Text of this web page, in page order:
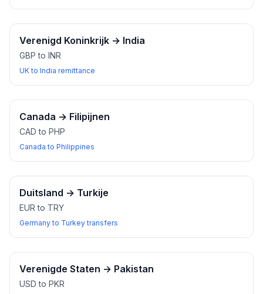
Verenigd Koninkrijk → India
GBP to INR
UK to India remittance
Canada → Filipijnen
CAD to PHP
Canada to Philippines
Duitsland → Turkije
EUR to TRY
Germany to Turkey transfers
Verenigde Staten → Pakistan
USD to PKR